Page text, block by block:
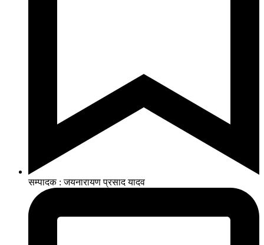
सम्पादक : जयनारायण प्रसाद यादव